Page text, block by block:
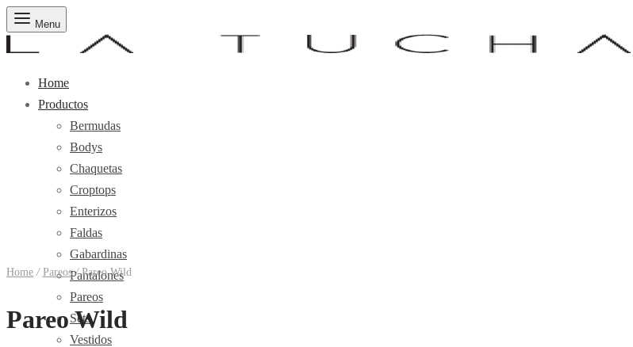
Menu
Home
Productos
Bermudas
Bodys
Chaquetas
Croptops
Enterizos
Faldas
Gabardinas
Pantalones
Pareos
Sets
Vestidos
Home / Pareos /Pareo Wild
Pareo Wild